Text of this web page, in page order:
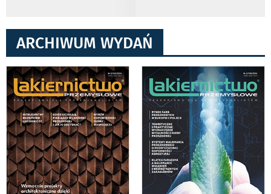
ARCHIWUM WYDAŃ